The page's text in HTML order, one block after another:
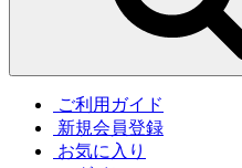
ご利用ガイド
新規会員登録
お気に入り